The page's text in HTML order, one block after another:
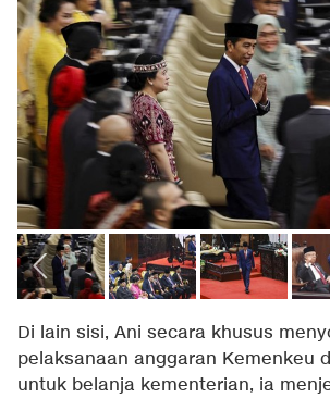
Di lain sisi, Ani secara khusus
pelaksanaan anggaran Kemenkeu
untuk belanja kementerian, ia